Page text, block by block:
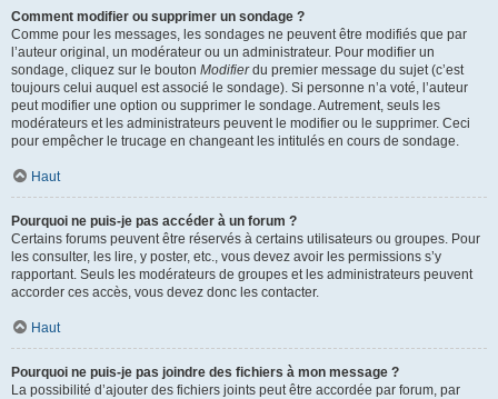
Comment modifier ou supprimer un sondage ?
Comme pour les messages, les sondages ne peuvent être modifiés que par
l’auteur original, un modérateur ou un administrateur. Pour modifier un
sondage, cliquez sur le bouton Modifierdu premier message du sujet (c’est
toujours celui auquel est associé le sondage). Si personne n’a voté, l’auteur
peut modifier une option ou supprimer le sondage. Autrement, seuls les
modérateurs et les administrateurs peuvent le modifier ou le supprimer. Ceci
pour empêcher le trucage en changeant les intitulés en cours de sondage.
Haut
Pourquoi ne puis-je pas accéder à un forum ?
Certains forums peuvent être réservés à certains utilisateurs ou groupes. Pour
les consulter, les lire, y poster, etc., vous devez avoir les permissions s’y
rapportant. Seuls les modérateurs de groupes et les administrateurs peuvent
accorder ces accès, vous devez donc les contacter.
Haut
Pourquoi ne puis-je pas joindre des fichiers à mon message ?
La possibilité d’ajouter des fichiers joints peut être accordée par forum, par